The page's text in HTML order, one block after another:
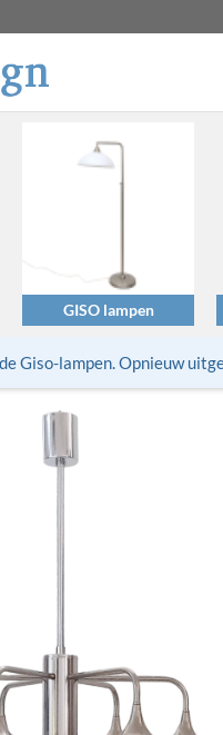
GISO lampen
Giso-lampen. Opnieuw